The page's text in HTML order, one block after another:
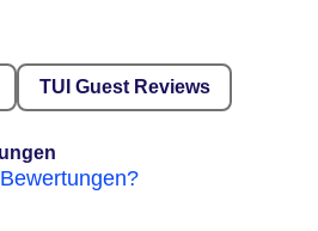
TUI Guest Reviews